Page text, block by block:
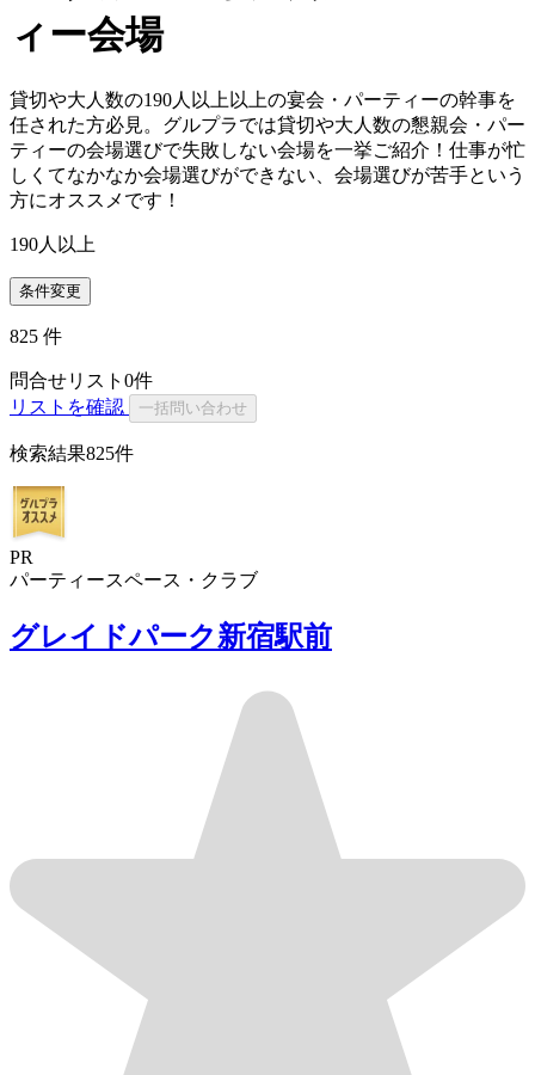
ィー会場
貸切や大人数の190人以上以上の宴会・パーティーの幹事を
任された方必見。グルプラでは貸切や大人数の懇親会・パー
ティーの会場選びで失敗しない会場を一挙ご紹介！仕事が忙
しくてなかなか会場選びができない、会場選びが苦手という
方にオススメです！
190人以上
条件変更
825 件
問合せリスト 0件
リストを確認
一括問い合わせ
検索結果825件
PR
パーティースペース・クラブ
グレイドパーク新宿駅前